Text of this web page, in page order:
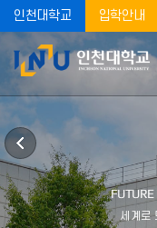
인천대학교 입학안내